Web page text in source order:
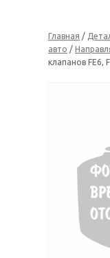
Главная /
авто /
клапанов FE6,